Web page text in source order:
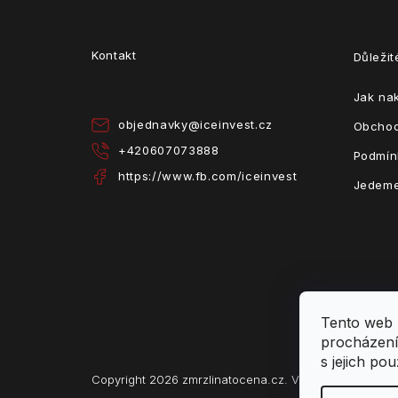
Tento
s jejich
Kontakt
objednavky@iceinvest.cz
+420607073888
https://www.fb.com/iceinvest
Jak
Copyright 2026 zmrzlinatocena.cz. Všechna práva